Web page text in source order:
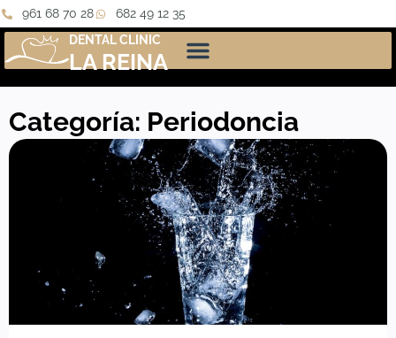
961 68 70 28
682 49 12 35
DENTAL CLINIC
LA REINA
Categoría: Periodoncia